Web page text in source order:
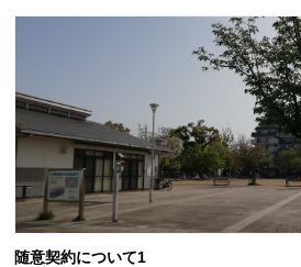
随意契約について1